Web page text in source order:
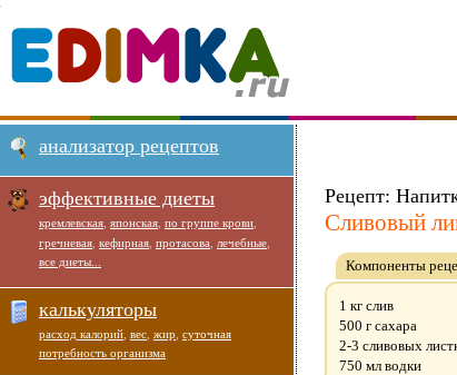
Рецепт:
Сливовый
Компоненты
1 кг слив
500 г сахара
2-3 сливовых
750 мл водки
анализатор рецептов
эффективные диеты
кремлевская японская по группе крови
гречневая кефирная протасова лечебные
все диеты...
калькуляторы
расход калорий вес жир суточная
потребность организма